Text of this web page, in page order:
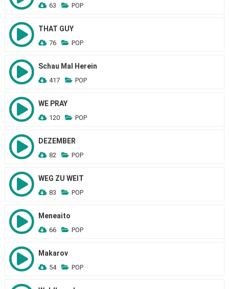
63 POP
THAT GUY
76 POP
Schau Mal Herein
417 POP
WE PRAY
120 POP
DEZEMBER
82 POP
WEG ZU WEIT
83 POP
Meneaito
66 POP
Makarov
54 POP